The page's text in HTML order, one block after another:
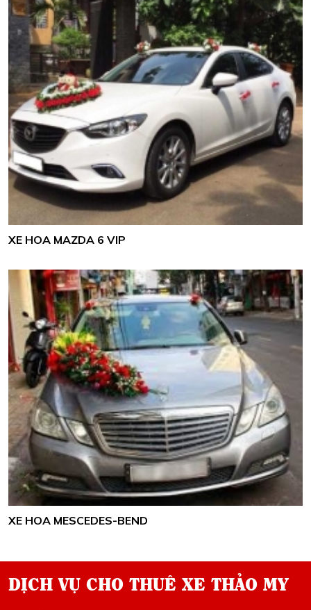
XE HOA MAZDA 6 VIP
XE HOA MESCEDES-BEND
DỊCH VỤ CHO THUÊ XE THẢO MY